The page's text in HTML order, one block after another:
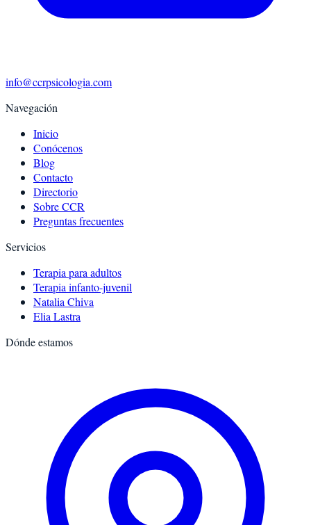
info@ccrpsicologia.com
Navegación
Inicio
Conócenos
Blog
Contacto
Directorio
Sobre CCR
Preguntas frecuentes
Servicios
Terapia para adultos
Terapia infanto-juvenil
Natalia Chiva
Elia Lastra
Dónde estamos